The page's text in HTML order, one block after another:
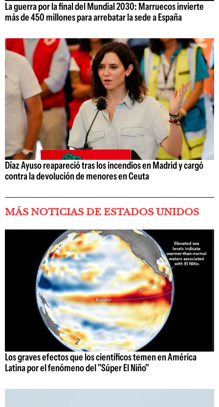
La guerra por la final del Mundial 2030: Marruecos invierte
más de 450 millones para arrebatar la sede a España
Díaz Ayuso reapareció tras los incendios en Madrid y cargó
contra la devolución de menores en Ceuta
MÁS NOTICIAS DE ESTADOS UNIDOS
Los graves efectos que los científicos temen en América
Latina por el fenómeno del "Súper El Niño"